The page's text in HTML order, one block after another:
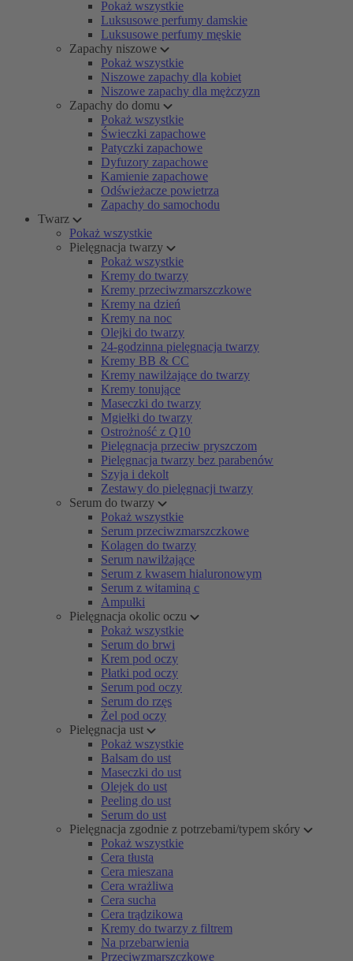
Pokaż wszystkie
Luksusowe perfumy damskie
Luksusowe perfumy męskie
Zapachy niszowe
Pokaż wszystkie
Niszowe zapachy dla kobiet
Niszowe zapachy dla mężczyzn
Zapachy do domu
Pokaż wszystkie
Świeczki zapachowe
Patyczki zapachowe
Dyfuzory zapachowe
Kamienie zapachowe
Odświeżacze powietrza
Zapachy do samochodu
Twarz
Pokaż wszystkie
Pielęgnacja twarzy
Pokaż wszystkie
Kremy do twarzy
Kremy przeciwzmarszczkowe
Kremy na dzień
Kremy na noc
Olejki do twarzy
24-godzinna pielęgnacja twarzy
Kremy BB & CC
Kremy nawilżające do twarzy
Kremy tonujące
Maseczki do twarzy
Mgiełki do twarzy
Ostrożność z Q10
Pielęgnacja przeciw pryszczom
Pielęgnacja twarzy bez parabenów
Szyja i dekolt
Zestawy do pielęgnacji twarzy
Serum do twarzy
Pokaż wszystkie
Serum przeciwzmarszczkowe
Kolagen do twarzy
Serum nawilżające
Serum z kwasem hialuronowym
Serum z witaminą c
Ampułki
Pielęgnacja okolic oczu
Pokaż wszystkie
Serum do brwi
Krem pod oczy
Płatki pod oczy
Serum pod oczy
Serum do rzęs
Żel pod oczy
Pielęgnacja ust
Pokaż wszystkie
Balsam do ust
Maseczki do ust
Olejek do ust
Peeling do ust
Serum do ust
Pielęgnacja zgodnie z potrzebami/typem skóry
Pokaż wszystkie
Cera tłusta
Cera mieszana
Cera wrażliwa
Cera sucha
Cera trądzikowa
Kremy do twarzy z filtrem
Na przebarwienia
Przeciwzmarszczkowe